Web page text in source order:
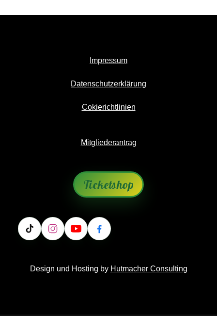
Impressum
Datenschutzerklärung
Cokierichtlinien
Mitgliederantrag
Ticketshop
Design und Hosting by Hutmacher Consulting